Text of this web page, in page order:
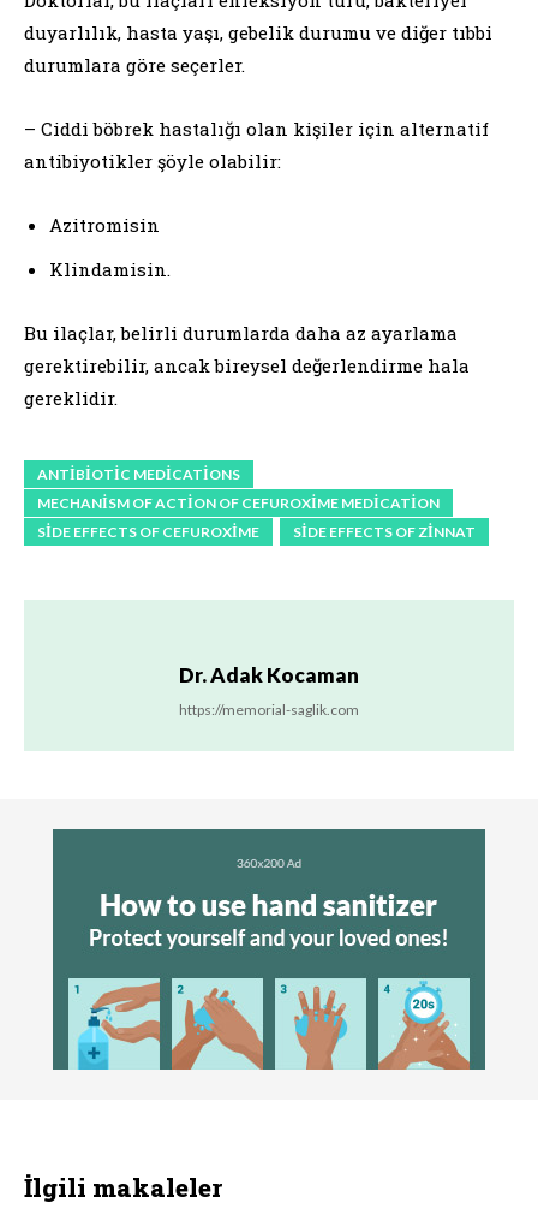
duyarlılık, hasta yaşı, gebelik durumu ve diğer tıbbi
durumlara göre seçerler.
– Ciddi böbrek hastalığı olan kişiler için alternatif
antibiyotikler şöyle olabilir:
Azitromisin
Klindamisin.
Bu ilaçlar, belirli durumlarda daha az ayarlama
gerektirebilir, ancak bireysel değerlendirme hala
gereklidir.
ANTIBIOTIC MEDICATIONS
MECHANISM OF ACTION OF CEFUROXIME MEDICATION
SIDE EFFECTS OF CEFUROXIME
SIDE EFFECTS OF ZINNAT
Dr. Adak Kocaman
https://memorial-saglik.com
İlgili makaleler